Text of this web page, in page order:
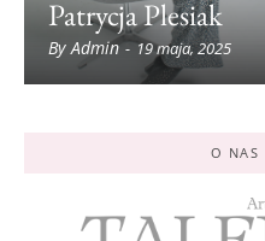
Patrycja Plesiak
By Admin - 19 maja, 2025
O NAS